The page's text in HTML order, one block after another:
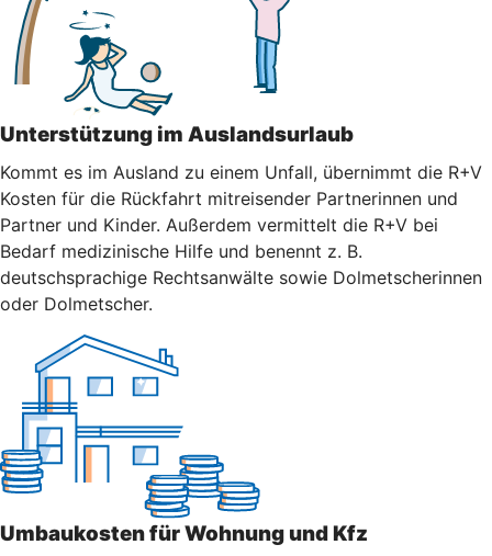
Unterstützung im Auslandsurlaub
Kommt es im Ausland zu einem Unfall, übernimmt die R+V
Kosten für die Rückfahrt mitreisender Partnerinnen und
Partner und Kinder. Außerdem vermittelt die R+V bei
Bedarf medizinische Hilfe und benennt z. B.
deutschsprachige Rechtsanwälte sowie Dolmetscherinnen
oder Dolmetscher.
Umbaukosten für Wohnung und Kfz